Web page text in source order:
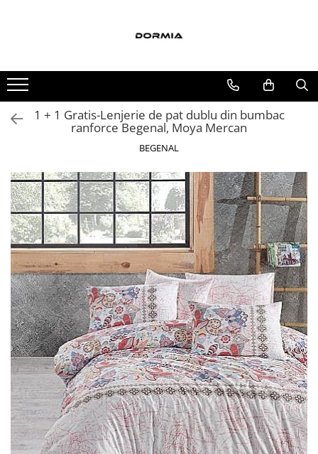
Lenjerii de pat
Lenjerii de pat bumbac ranforce
Lenjerii de pat bumbac satinat
Lenjerii de pat din bumbac
Lenjerii de pat Satin Deluxe
Lenjerii de pat tesatura Jacquard
Lenjerii hoteliere
Lenjerii pat copii
Lenjerii pat dublu 6 piese
Ranforce
Cuverturi si paturi
Bumbac
Policotton
Tesatura Jacquard
Accesorii
Covorase si seturi de covoare
pentru baie
1 + 1 Gratis-Lenjerie de pat dublu din bumbac
ranforce Begenal, Moya Mercan
BEGENAL